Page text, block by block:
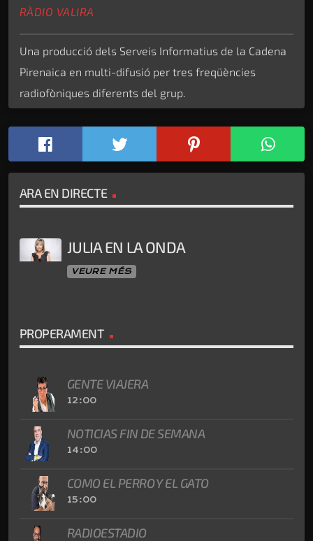
RÀDIO VALIRA
Una producció dels Serveis Informatius de la Cadena
Pirenaica en multi-difusió per tres freqüències
radiofòniques diferents del grup.
ARA EN DIRECTE
JULIA EN LA ONDA
VEURE MÉS
PROPERAMENT
GENTE VIAJERA
12:00
NOTICIAS FIN DE SEMANA
14:00
COMO EL PERRO Y EL GATO
15:00
RADIOESTADIO